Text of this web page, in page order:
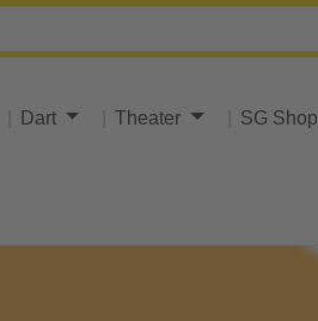
Dart Theater SG Shop